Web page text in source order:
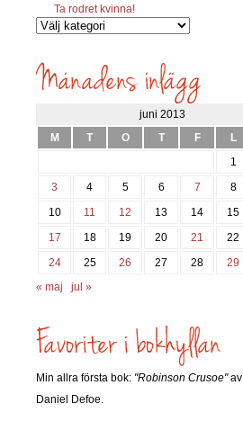
Ta rodret kvinna!
Vilka
söks?
juni 2013
M
T O T F L
1
3
4 5 6 7 8
10
11 12 13 14 15
17
18 19 20 21 22
24
25 26 27 28 29
« maj
jul »
Min allra första bok: "Robinson Crusoe"av
Daniel Defoe.